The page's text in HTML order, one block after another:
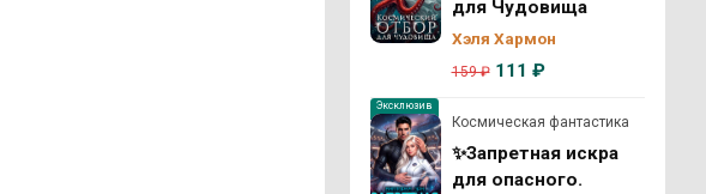
для Чудовища
Хэля Хармон
159 ₽111 ₽
Эксклюзив
Космическая фантастика
✨Запретная искра
для опасного.